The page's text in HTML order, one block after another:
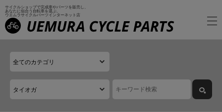
サイクルショップで完成車やパーツを販売し、
あなたに似合う自転車を選ぶ、
ウエムラサイクルパーツインターネット店